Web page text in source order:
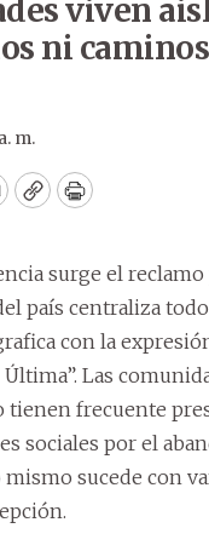
viven
ni caminos
m.
CopyPrint
surge el reclamo
país centraliza
con la
Las
tienen frecuente
sociales por el
sucede con